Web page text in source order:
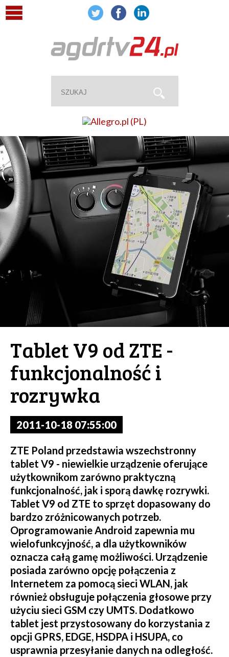
Tablet V9 od ZTE -
funkcjonalność i
rozrywka
2011-10-18 07:55:00
ZTE Poland przedstawia wszechstronny
tablet V9 - niewielkie urządzenie oferujące
użytkownikom zarówno praktyczną
funkcjonalność, jak i sporą dawkę rozrywki.
Tablet V9 od ZTE to sprzęt dopasowany do
bardzo zróżnicowanych potrzeb.
Oprogramowanie Android zapewnia mu
wielofunkcyjność, a dla użytkowników
oznacza całą gamę możliwości. Urządzenie
posiada zarówno opcję połączenia z
Internetem za pomocą sieci WLAN, jak
również obsługuje połączenia głosowe przy
użyciu sieci GSM czy UMTS. Dodatkowo
tablet jest przystosowany do korzystania z
opcji GPRS, EDGE, HSDPA i HSUPA, co
usprawnia przesyłanie danych na odległość.